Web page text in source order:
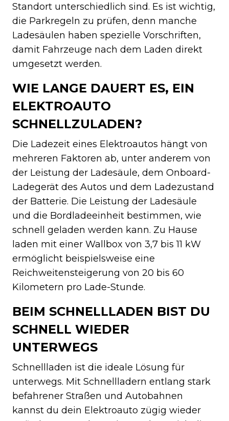
Standort unterschiedlich sind. Es ist wichtig,
die Parkregeln zu prüfen, denn manche
Ladesäulen haben spezielle Vorschriften,
damit Fahrzeuge nach dem Laden direkt
umgesetzt werden.
WIE LANGE DAUERT ES, EIN
ELEKTROAUTO
SCHNELLZULADEN?
Die Ladezeit eines Elektroautos hängt von
mehreren Faktoren ab, unter anderem von
der Leistung der Ladesäule, dem Onboard-
Ladegerät des Autos und dem Ladezustand
der Batterie. Die Leistung der Ladesäule
und die Bordladeeinheit bestimmen, wie
schnell geladen werden kann. Zu Hause
laden mit einer Wallbox von 3,7 bis 11 kW
ermöglicht beispielsweise eine
Reichweitensteigerung von 20 bis 60
Kilometern pro Lade-Stunde.
BEIM SCHNELLLADEN BIST DU
SCHNELL WIEDER
UNTERWEGS
Schnellladen ist die ideale Lösung für
unterwegs. Mit Schnellladern entlang stark
befahrener Straßen und Autobahnen
kannst du dein Elektroauto zügig wieder